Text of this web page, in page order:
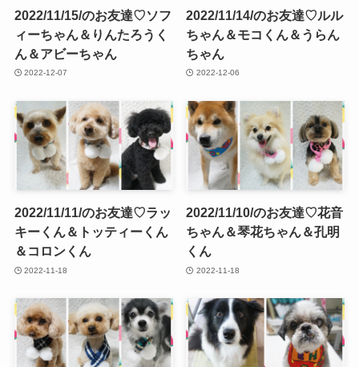
2022/11/15/のお友達♡ソフ
ィーちゃん＆りんたろうく
ん＆アビーちゃん
2022-12-07
2022/11/14/のお友達♡ルル
ちゃん＆モコくん＆うらん
ちゃん
2022-12-06
2022/11/11/のお友達♡ラッ
キーくん＆トッティーくん
＆コロンくん
2022-11-18
2022/11/10/のお友達♡花音
ちゃん＆琴花ちゃん＆孔明
くん
2022-11-18